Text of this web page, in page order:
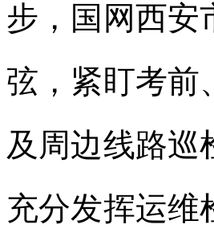
步，国网西安
弦，紧盯考前
及周边线路巡
充分发挥运维